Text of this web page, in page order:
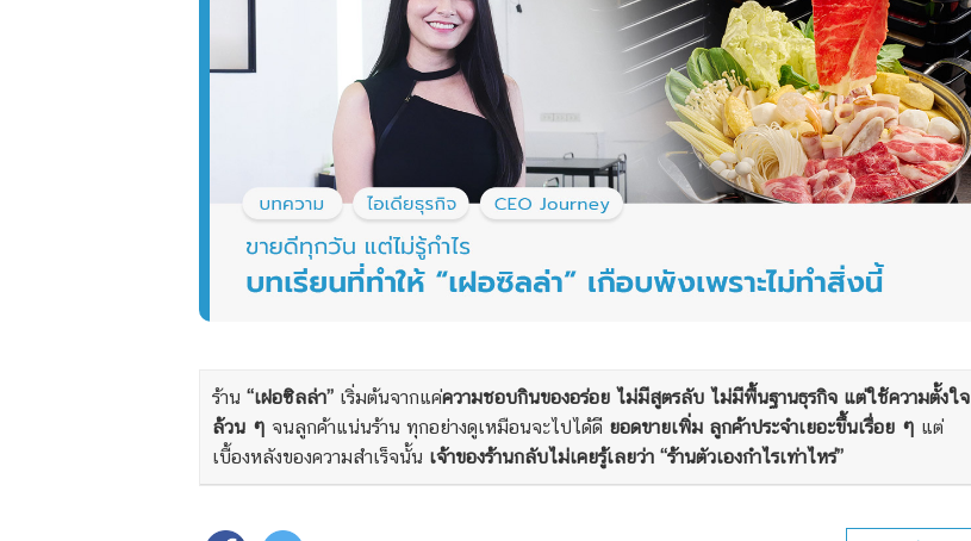
ร้าน “เฝอซิลล่า” เริ่มต้นจากแค่ความชอบกินของอร่อย ไม่มีสูตรลับ ไม่มีพื้นฐานธุรกิจ แต่ใช้ความตั้งใจ
ล้วน ๆ จนลูกค้าแน่นร้าน ทุกอย่างดูเหมือนจะไปได้ดี ยอดขายเพิ่ม ลูกค้าประจำเยอะขึ้นเรื่อย ๆ แต่
เบื้องหลังของความสำเร็จนั้น เจ้าของร้านกลับไม่เคยรู้เลยว่า “ร้านตัวเองกำไรเท่าไหร่”